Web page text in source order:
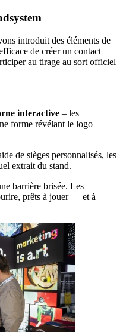
introduit des éléments de
de créer un contact
au tirage au sort officiel
interactive – les
forme révélant le logo
de sièges personnalisés, les
extrait du stand.
barrière brisée. Les
prêts à jouer — et à